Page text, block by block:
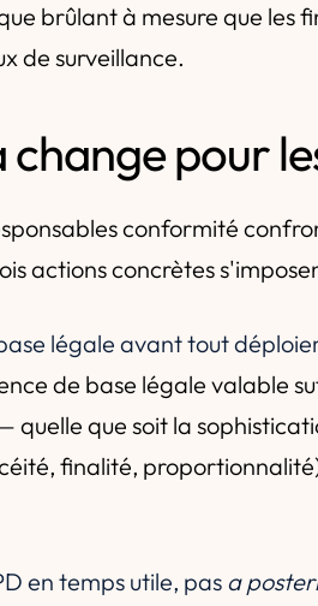
brûlant à mesure que les
de surveillance.
change pour
conformité
actions concrètes
légale avant tout
de base légale valable
quelle que soit la
finalité,
en temps utile, pasa